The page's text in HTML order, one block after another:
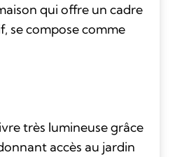
qui offre un cadre
se compose comme
très lumineuse grâce
accès au jardin